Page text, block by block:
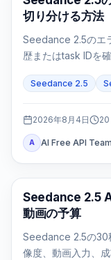
切り分ける方法
Seedance 2.5のエ
歴またはtask IDを
Seedance 2.5
2026年8月4日 20
A AI Free API Team
AI動画生成
Seedance 2.5
動画の予算
Seedance 2.5の30
像度、動画入力、